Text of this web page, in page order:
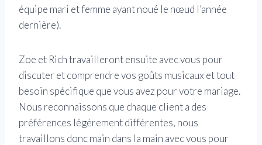
équipe mari et femme ayant noué le nœud l’année
dernière).
Zoe et Rich travailleront ensuite avec vous pour
discuter et comprendre vos goûts musicaux et tout
besoin spécifique que vous avez pour votre mariage.
Nous reconnaissons que chaque client a des
préférences légèrement différentes, nous
travaillons donc main dans la main avec vous pour